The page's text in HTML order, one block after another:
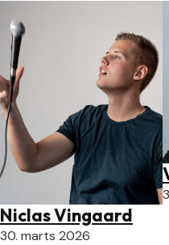
Niclas Vingaard
30. marts 2026